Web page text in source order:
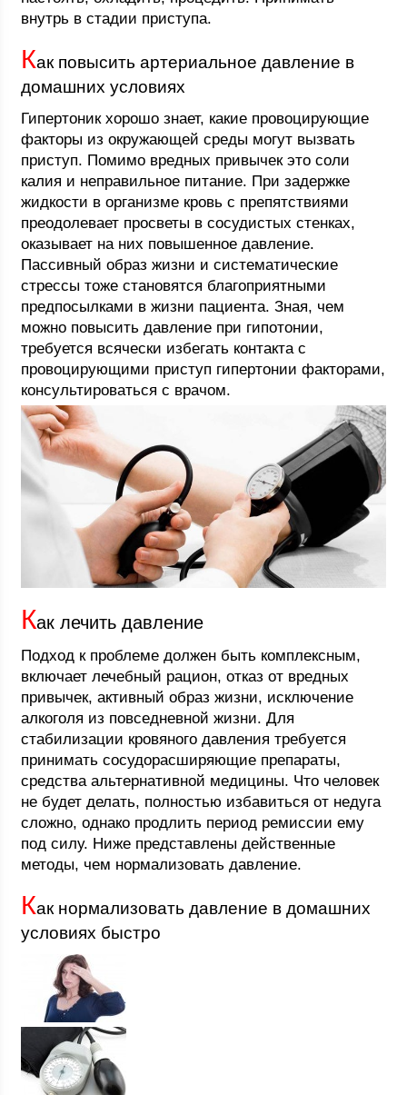
внутрь в стадии приступа.
Как повысить артериальное давление в
домашних условиях
Гипертоник хорошо знает, какие провоцирующие
факторы из окружающей среды могут вызвать
приступ. Помимо вредных привычек это соли
калия и неправильное питание. При задержке
жидкости в организме кровь с препятствиями
преодолевает просветы в сосудистых стенках,
оказывает на них повышенное давление.
Пассивный образ жизни и систематические
стрессы тоже становятся благоприятными
предпосылками в жизни пациента. Зная, чем
можно повысить давление при гипотонии,
требуется всячески избегать контакта с
провоцирующими приступ гипертонии факторами,
консультироваться с врачом.
Как лечить давление
Подход к проблеме должен быть комплексным,
включает лечебный рацион, отказ от вредных
привычек, активный образ жизни, исключение
алкоголя из повседневной жизни. Для
стабилизации кровяного давления требуется
принимать сосудорасширяющие препараты,
средства альтернативной медицины. Что человек
не будет делать, полностью избавиться от недуга
сложно, однако продлить период ремиссии ему
под силу. Ниже представлены действенные
методы, чем нормализовать давление.
Как нормализовать давление в домашних
условиях быстро